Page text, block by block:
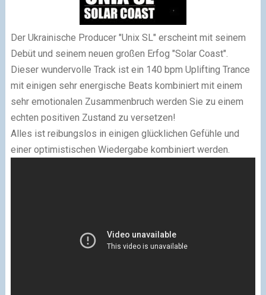
Der Ukrainische Producer "Unix SL" erscheint mit seinem
Debüt und seinem neuen großen Erfog "Solar Coast"
Dieser wundervolle Track ist ein 140 bpm Uplifting Trance
mit einigen sehr energische Beats kombiniert mit einem
sehr emotionalen Zusammenbruch werden Sie zu einem
echten positiven Zustand zu versetzen!
Alles ist reibungslos in einigen glücklichen Gefühle und
einer optimistischen Wiedergabe kombiniert werden.